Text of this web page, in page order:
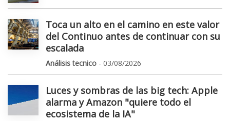
Toca un alto en el camino en este valor
del Continuo antes de continuar con su
escalada
Análisis tecnico - 03/08/2026
Luces y sombras de las big tech: Apple
alarma y Amazon "quiere todo el
ecosistema de la IA"